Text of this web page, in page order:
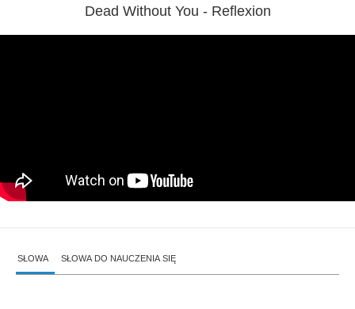
Dead Without You - Reflexion
SŁOWA SŁOWA DO NAUCZENIA SIĘ